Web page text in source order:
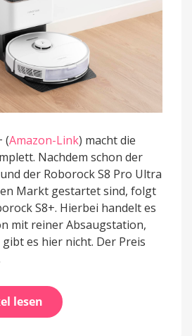
(Amazon-Link) macht die
Nachdem schon der
der Roborock S8 Pro Ultra
Markt gestartet sind, folgt
S8+. Hierbei handelt es
mit reiner Absaugstation,
es hier nicht. Der Preis
lesen